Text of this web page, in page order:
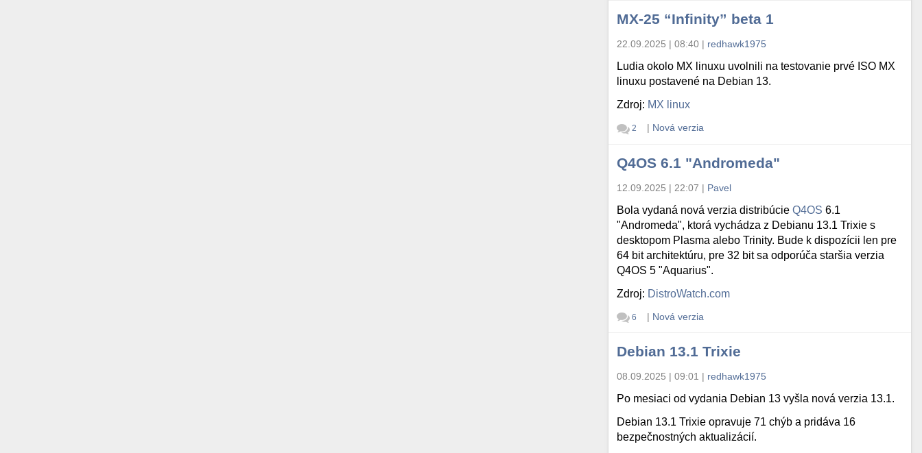
MX-25 “Infinity” beta 1
22.09.2025 | 08:40 | redhawk1975
Ludia okolo MX linuxu uvolnili na testovanie prvé ISO MX
linuxu postavené na Debian 13.
Zdroj: MX linux
2 | Nová verzia
Q4OS 6.1 "Andromeda"
12.09.2025 | 22:07 | Pavel
Bola vydaná nová verzia distribúcieQ4OS 6.1
"Andromeda", ktorá vychádza z Debianu 13.1 Trixie s
desktopom Plasma alebo Trinity. Bude k dispozícii len pre
64 bit architektúru, pre 32 bit sa odporúča staršia verzia
Q4OS 5 "Aquarius".
Zdroj: DistroWatch.com
6 | Nová verzia
Debian 13.1 Trixie
08.09.2025 | 09:01 | redhawk1975
Po mesiaci od vydania Debian 13 vyšla nová verzia 13.1.
Debian 13.1 Trixie opravuje 71 chýb a pridáva 16
bezpečnostných aktualizácií.